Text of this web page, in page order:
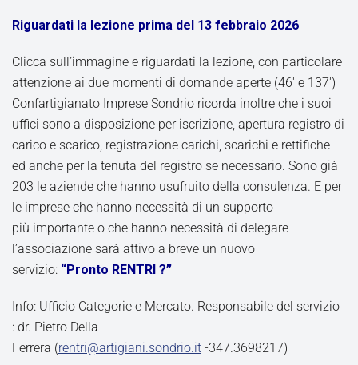
Riguardati la lezione prima del 13 febbraio 2026
Clicca sull’immagine e riguardati la lezione, con particolare
attenzione ai due momenti di domande aperte (46′ e 137′)
Confartigianato Imprese Sondrio ricorda inoltre che i suoi
uffici sono a disposizione per iscrizione, apertura registro di
carico e scarico, registrazione carichi, scarichi e rettifiche
ed anche per la tenuta del registro se necessario. Sono già
203 le aziende che hanno usufruito della consulenza. E per
le imprese che hanno necessità di un supporto
più importante o che hanno necessità di delegare
l’associazione sarà attivo a breve un nuovo
servizio: “Pronto RENTRI ?”
Info: Ufficio Categorie e Mercato. Responsabile del servizio
: dr. Pietro Della
Ferrera (rentri@artigiani.sondrio.it -347.3698217)